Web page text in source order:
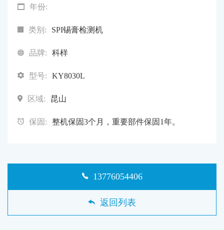
年份:
类别: SPI锡膏检测机
品牌: 科样
型号: KY8030L
区域: 昆山
保固: 整机保固3个月，重要部件保固1年。
13776054406
返回列表